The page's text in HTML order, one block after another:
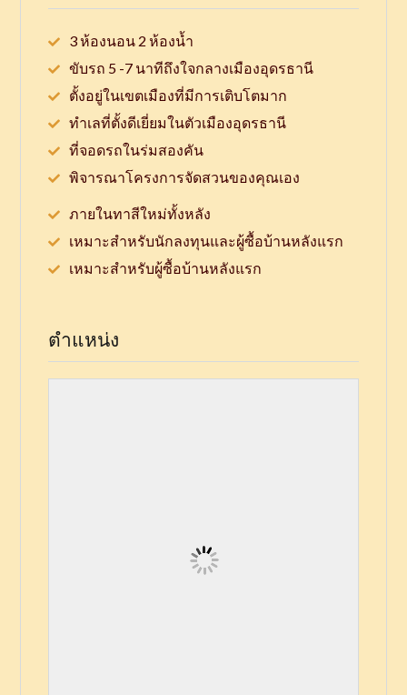
3 ห้องนอน 2 ห้องน้ำ
ขับรถ 5 -7 นาทีถึงใจกลางเมืองอุดรธานี
ตั้งอยู่ในเขตเมืองที่มีการเติบโตมาก
ทำเลที่ตั้งดีเยี่ยมในตัวเมืองอุดรธานี
ที่จอดรถในร่มสองคัน
พิจารณาโครงการจัดสวนของคุณเอง
ภายในทาสีใหม่ทั้งหลัง
เหมาะสำหรับนักลงทุนและผู้ซื้อบ้านหลังแรก
เหมาะสำหรับผู้ซื้อบ้านหลังแรก
ตำแหน่ง